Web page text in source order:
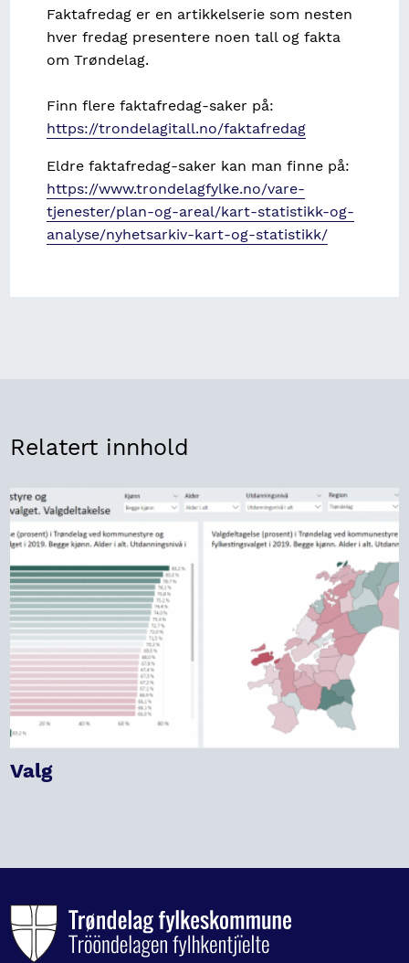
Faktafredag er en artikkelserie som nesten
hver fredag presentere noen tall og fakta
om Trøndelag.
Finn flere faktafredag-saker på:
https://trondelagitall.no/faktafredag
Eldre faktafredag-saker kan man finne på:
https://www.trondelagfylke.no/vare-
tjenester/plan-og-areal/kart-statistikk-og-
analyse/nyhetsarkiv-kart-og-statistikk/
Relatert innhold
Valg